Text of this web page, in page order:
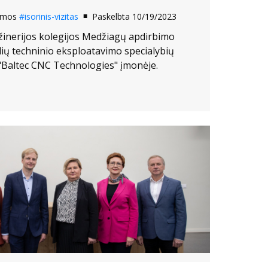
#isorinis-vizitas Paskelbta 10/19/2023
kolegijos Medžiagų apdirbimo
techninio eksploatavimo specialybių
CNC Technologies" įmonėje.